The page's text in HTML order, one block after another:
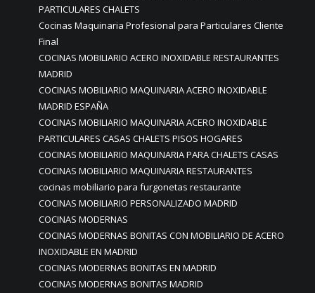
PARTICULARES CHALETS
Cocinas Maquinaria Profesional para Particulares Cliente
Final
COCINAS MOBILIARIO ACERO INOXIDABLE RESTAURANTES
MADRID
COCINAS MOBILIARIO MAQUINARIA ACERO INOXIDABLE
MADRID ESPAÑA
COCINAS MOBILIARIO MAQUINARIA ACERO INOXIDABLE
PARTICULARES CASAS CHALETS PISOS HOGARES
COCINAS MOBILIARIO MAQUINARIA PARA CHALETS CASAS
COCINAS MOBILIARIO MAQUINARIA RESTAURANTES
cocinas mobiliario para furgonetas restaurante
COCINAS MOBILIARIO PERSONALIZADO MADRID
COCINAS MODERNAS
COCINAS MODERNAS BONITAS CON MOBILIARIO DE ACERO
INOXIDABLE EN MADRID
COCINAS MODERNAS BONITAS EN MADRID
COCINAS MODERNAS BONITAS MADRID